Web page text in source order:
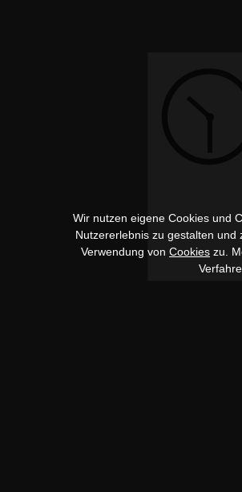
Wir nutzen eigene Cookies und
Nutzererlebnis zu gestalten
Verwendung von Cookies zu.